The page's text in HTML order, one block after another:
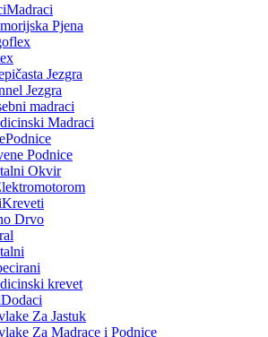
Madraci
Pjena
Jezgra
Jezgra
madraci
Madraci
Podnice
Podnice
Okvir
Kreveti
Drvo
krevet
Dodaci
Za Jastuk
Za Madrace i Podnice